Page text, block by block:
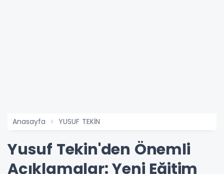
Anasayfa YUSUF TEKİN
Yusuf Tekin'den Önemli
Açıklamalar: Yeni Eğitim